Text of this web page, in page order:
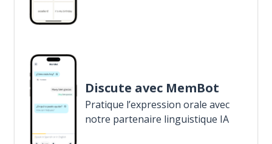
Discute avec MemBot
Pratique l’expression orale avec
notre partenaire linguistique IA